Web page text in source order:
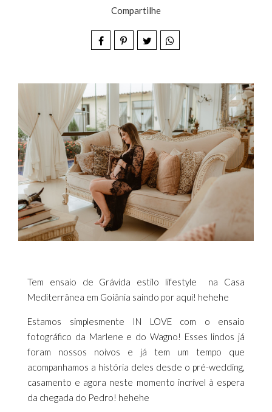
Compartilhe
Tem ensaio de Grávida estilo lifestyle na Casa
Mediterrânea em Goiânia saindo por aqui! hehehe
Estamos simplesmente IN LOVE com o ensaio
fotográfico da Marlene e do Wagno! Esses lindos já
foram nossos noivos e já tem um tempo que
acompanhamos a história deles desde o pré-wedding,
casamento e agora neste momento incrível à espera
da chegada do Pedro! hehehe